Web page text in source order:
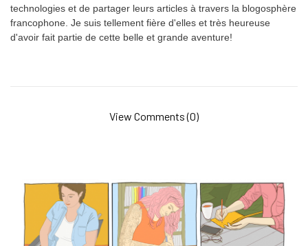
technologies et de partager leurs articles à travers la blogosphère
francophone. Je suis tellement fière d'elles et très heureuse
d'avoir fait partie de cette belle et grande aventure!
View Comments (0)